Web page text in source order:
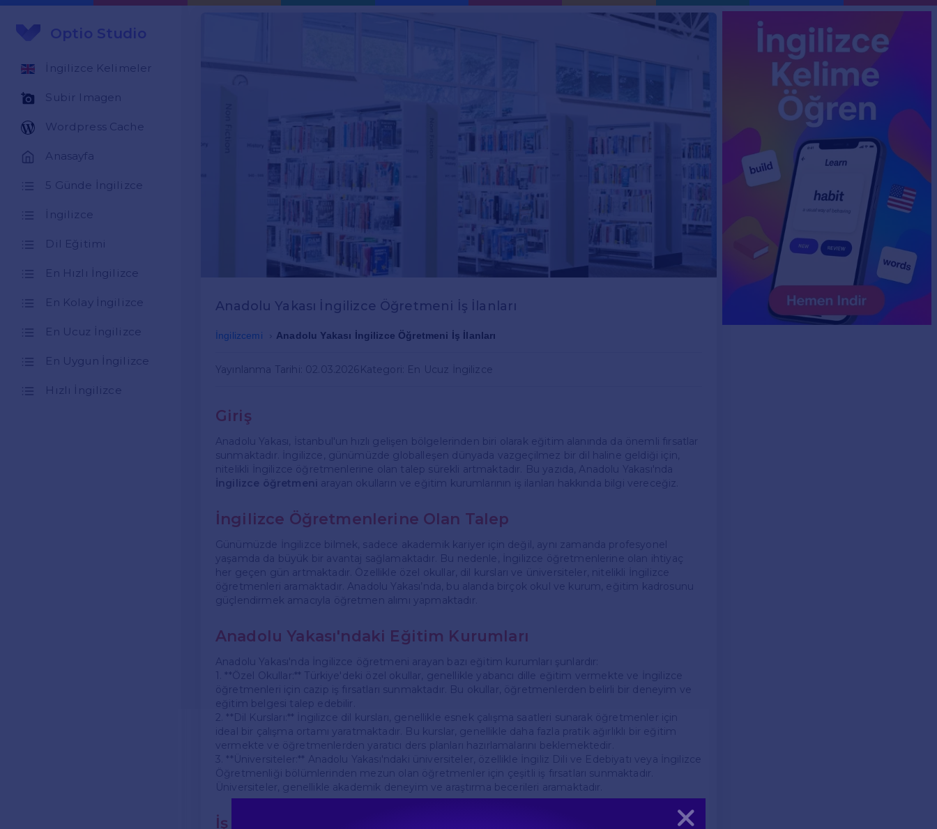
Optio Studio
İngilizce Kelimeler
Subir Imagen
Wordpress Cache
Anasayfa
5 Günde İngilizce
İngilizce
Dil Eğitimi
En Hızlı İngilizce
En Kolay İngilizce
En Ucuz İngilizce
En Uygun İngilizce
Hızlı İngilizce
Anadolu Yakası İngilizce Öğretmeni İş İlanları
İngilizcemi Anadolu Yakası İngilizce Öğretmeni İş İlanları
Yayınlanma Tarihi: 02.03.2026 Kategori: En Ucuz İngilizce
Giriş
Anadolu Yakası, İstanbul'un hızlı gelişen bölgelerinden biri olarak eğitim alanında da önemli fırsatlar
sunmaktadır. İngilizce, günümüzde globalleşen dünyada vazgeçilmez bir dil haline geldiği için,
nitelikli İngilizce öğretmenlerine olan talep sürekli artmaktadır. Bu yazıda, Anadolu Yakası'nda
İngilizce öğretmeni arayan okulların ve eğitim kurumlarının iş ilanları hakkında bilgi vereceğiz.
İngilizce Öğretmenlerine Olan Talep
Günümüzde İngilizce bilmek, sadece akademik kariyer için değil, aynı zamanda profesyonel
yaşamda da büyük bir avantaj sağlamaktadır. Bu nedenle, İngilizce öğretmenlerine olan ihtiyaç
her geçen gün artmaktadır. Özellikle özel okullar, dil kursları ve üniversiteler, nitelikli İngilizce
öğretmenleri aramaktadır. Anadolu Yakası’nda, bu alanda birçok okul ve kurum, eğitim kadrosunu
güçlendirmek amacıyla öğretmen alımı yapmaktadır.
Anadolu Yakası'ndaki Eğitim Kurumları
Anadolu Yakası'nda İngilizce öğretmeni arayan bazı eğitim kurumları şunlardır:
1. **Özel Okullar:** Türkiye'deki özel okullar, genellikle yabancı dille eğitim vermekte ve İngilizce
öğretmenleri için cazip iş fırsatları sunmaktadır. Bu okullar, öğretmenlerden belirli bir deneyim ve
eğitim belgesi talep edebilir.
2. **Dil Kursları:** İngilizce dil kursları, genellikle esnek çalışma saatleri sunarak öğretmenler için
ideal bir çalışma ortamı yaratmaktadır. Bu kurslar, genellikle daha fazla pratik ağırlıklı bir eğitim
vermekte ve öğretmenlerden yaratıcı ders planları hazırlamalarını beklemektedir.
3. **Üniversiteler:** Anadolu Yakası'ndaki üniversiteler, özellikle İngiliz Dili ve Edebiyatı veya İngilizce
Öğretmenliği bölümlerinden mezun olan öğretmenler için çeşitli iş fırsatları sunmaktadır.
Üniversiteler, genellikle akademik deneyim ve araştırma becerileri aramaktadır.
İş İlanlarını Nereden Bulabilirsiniz? Kapat